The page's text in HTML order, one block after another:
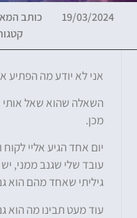
19/03/2024 כותב
אני לא יודע מה הפתיע
השאלה שהוא שאל אותי
מכן.
יום אחד הגיע אליי
עובד שלי שגנב ממני,
גיליתי שאחד מהם הוא
עוד מעט תבינו מה הוא